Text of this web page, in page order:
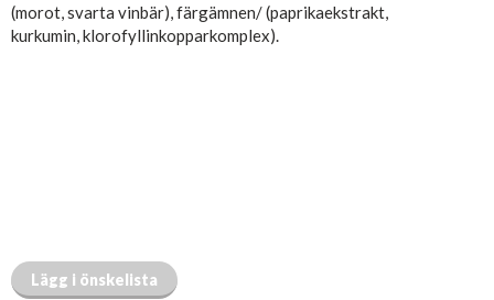
(morot, svarta vinbär), färgämnen/ (paprikaekstrakt,
kurkumin, klorofyllinkopparkomplex).
Lägg i önskelista